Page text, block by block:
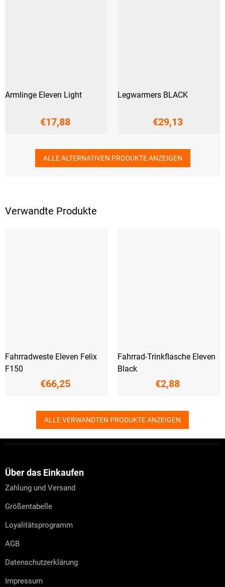
Verwandte Produkte
Fahrradweste Eleven Felix
F150
€66,25
Fahrrad-Trinkflasche Eleven
Black
€2,88
ALLE VERWANDTEN PRODUKTE ANZEIGEN
Armlinge Eleven Light
€17,88
Legwarmers BLACK
€29,13
ALLE ALTERNATIVEN PRODUKTE ANZEIGEN
Über das Einkaufen
Zahlung und Versand
Größentabelle
Loyalitätsprogramm
AGB
Datenschutzerklärung
Impressum